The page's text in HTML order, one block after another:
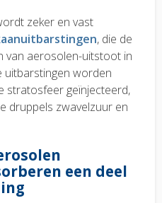
zeker en vast
, die de
van aerosolen-uitstoot in
uitbarstingen worden
stratosfeer geïnjecteerd,
druppels zwavelzuur en
een deel